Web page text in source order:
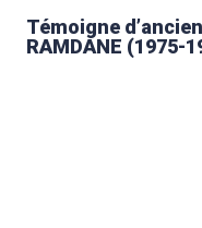
Témoigne
RAMDANE (1975-